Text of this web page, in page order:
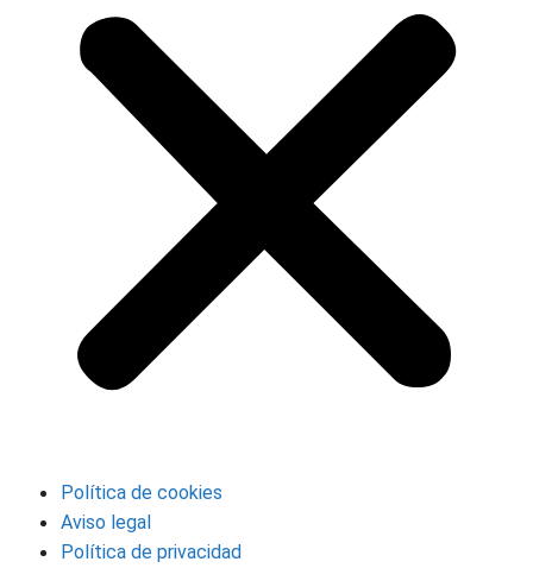
Política de cookies
Aviso legal
Política de privacidad